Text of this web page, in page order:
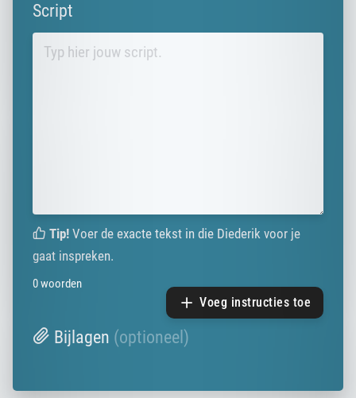
Script
Tip! Voer de exacte tekst in die Diederik voor je
gaat inspreken.
0woorden
Voeg instructies toe
Bijlagen (optioneel)